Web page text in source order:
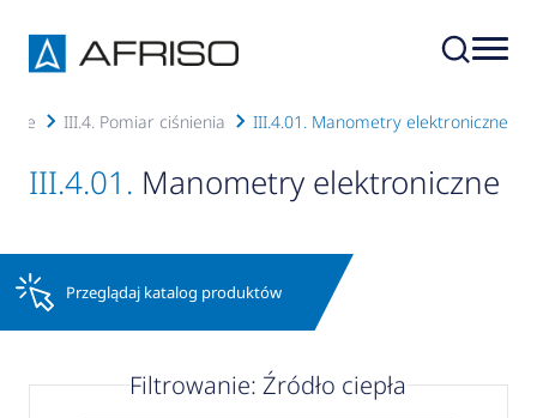
III.4. Pomiar ciśnienia III.4.01. Manometry elektroniczne
III.4.01. Manometry elektroniczne
Przeglądaj katalog produktów
Filtrowanie: Źródło ciepła